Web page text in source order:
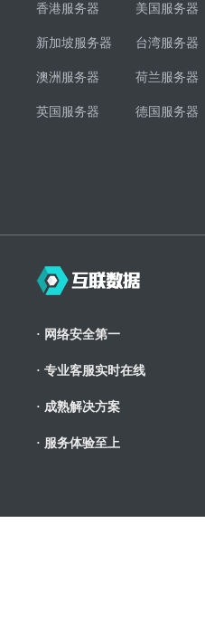
香港服务器 美国服务器
新加坡服务器 台湾服务器
澳洲服务器 荷兰服务器
英国服务器 德国服务器
· 网络安全第一
· 专业客服实时在线
· 成熟解决方案
· 服务体验至上